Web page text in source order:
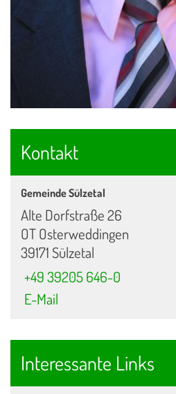
Kontakt
Gemeinde Sülzetal
Alte Dorfstraße 26
OT Osterweddingen
39171 Sülzetal
+49 39205 646-0
E-Mail
Interessante Links